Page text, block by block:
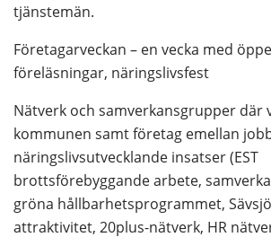
tjänstemän.
Företagarveckan – en vecka med
föreläsningar, näringslivsfest
Nätverk och samverkansgrupper där
kommunen samt företag emellan
näringslivsutvecklande insatser (EST
brottsförebyggande arbete,
gröna hållbarhetsprogrammet,
attraktivitet, 20plus-nätverk, HR